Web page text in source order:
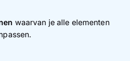
waarvan je alle elementen